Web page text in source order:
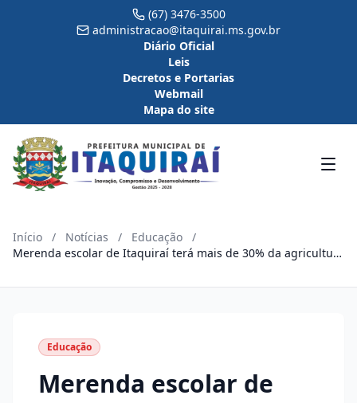
(67) 3476-3500
administracao@itaquirai.ms.gov.br
Diário Oficial
Leis
Decretos e Portarias
Webmail
Mapa do site
Início / Notícias / Educação
/
Merenda escolar de Itaquiraí terá mais de 30% da agricultura
Educação
Merenda escolar de